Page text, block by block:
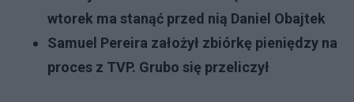
wtorek ma stanąć przed nią Daniel Obajtek
Samuel Pereira założył zbiórkę pieniędzy na
proces z TVP. Grubo się przeliczył